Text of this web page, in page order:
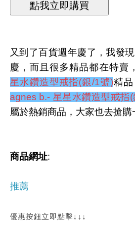
又到了百貨週年慶了，我發
慶，而且很多精品都在特賣
星水鑽造型戒指(銀/1號)精品
agnes b.- 星星水鑽造型戒指
屬於熱銷商品，大家也去搶購
商品網址:
推薦
優惠按鈕立即點擊↓↓↓